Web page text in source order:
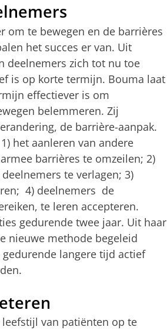
om te bewegen en de barrières
het succes er van. Uit
deelnemers zich tot nu toe
is op korte termijn. Bouma laat
effectiever is om
belemmeren. Zij
de barrière-aanpak.
het aanleren van andere
barrières te omzeilen; 2)
te verlagen; 3)
4) deelnemers de
te leren accepteren.
gedurende twee jaar. Uit haar
nieuwe methode begeleid
langere tijd actief
van patiënten op te